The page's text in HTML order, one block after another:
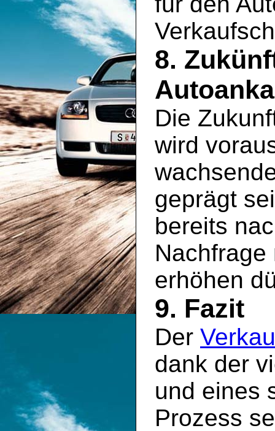
8.
Die
wird
geprägt
bereits
erhöhen
9. Fazit
Der
dank der
und eines
Prozess